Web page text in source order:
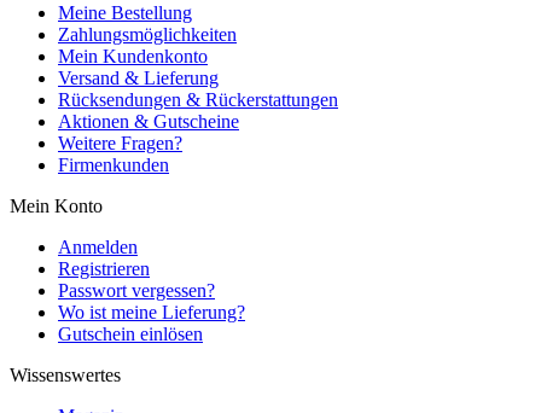
Meine Bestellung
Zahlungsmöglichkeiten
Mein Kundenkonto
Versand & Lieferung
Rücksendungen & Rückerstattungen
Aktionen & Gutscheine
Weitere Fragen?
Firmenkunden
Mein Konto
Anmelden
Registrieren
Passwort vergessen?
Wo ist meine Lieferung?
Gutschein einlösen
Wissenswertes